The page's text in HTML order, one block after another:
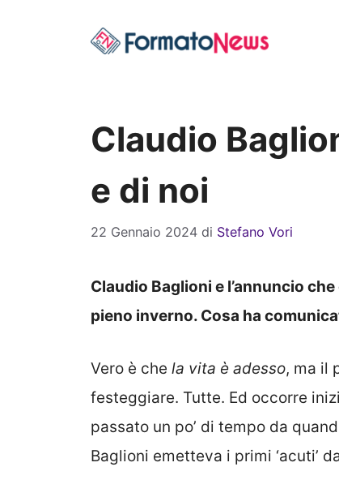
Claudio
e di noi
22 Gennaio 2024 di Stefano Vori
Claudio Baglioni e l’annuncio
pieno inverno. Cosa ha
Vero è che la vita è adesso, ma il
festeggiare. Tutte. Ed occorre
passato un po’ di tempo da
Baglioni emetteva i primi ‘acuti’